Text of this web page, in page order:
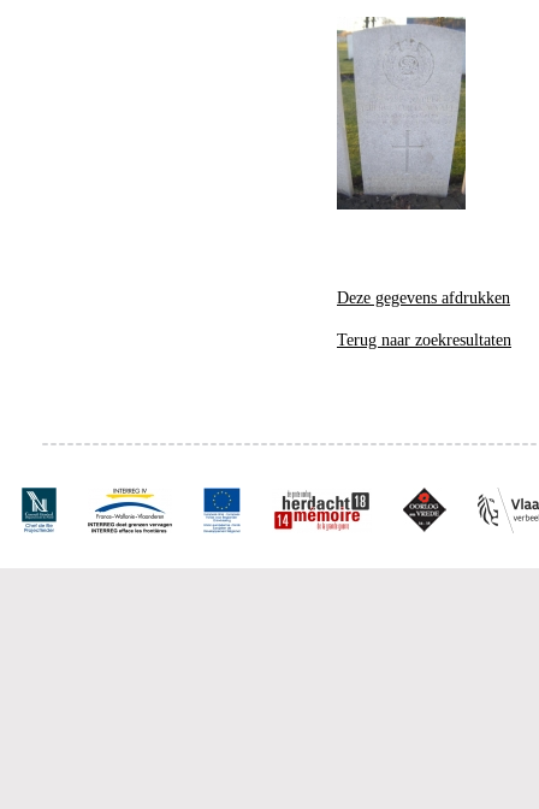
Deze gegevens afdrukken
Terug naar zoekresultaten